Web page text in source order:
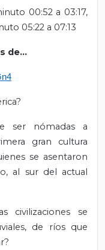
00:52 a 03:17,
05:22 a 07:13
de…
ser nómadas a
gran cultura
se asentaron
al sur del actual
civilizaciones se
de ríos que